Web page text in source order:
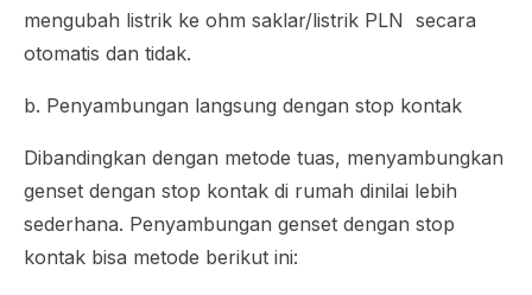
mengubah listrik ke ohm saklar/listrik PLN secara
otomatis dan tidak.
b. Penyambungan langsung dengan stop kontak
Dibandingkan dengan metode tuas, menyambungkan
genset dengan stop kontak di rumah dinilai lebih
sederhana. Penyambungan genset dengan stop
kontak bisa metode berikut ini: